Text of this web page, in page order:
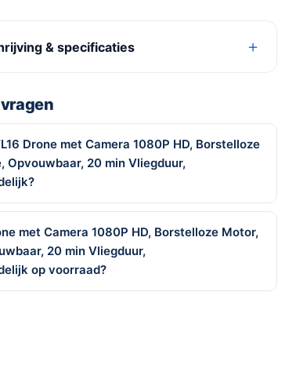
& specificaties
Drone met Camera 1080P HD, Borstelloze
Opvouwbaar, 20 min Vliegduur,
met Camera 1080P HD, Borstelloze Motor,
20 min Vliegduur,
op voorraad?